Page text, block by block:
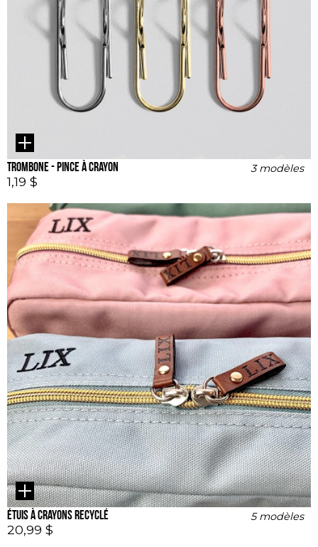
Trombone - pince à crayon 3 modèles
1,19 $
Étuis à crayons recyclé 5 modèles
20,99 $